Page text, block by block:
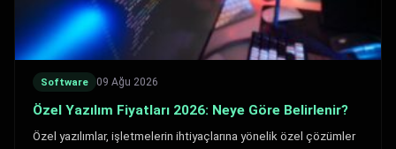
Software 09 Ağu 2026
Özel Yazılım Fiyatları 2026: Neye Göre Belirlenir?
Özel yazılımlar, işletmelerin ihtiyaçlarına yönelik özel çözümler